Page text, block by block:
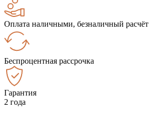
Оплата наличными, безналичный расчёт
Беспроцентная рассрочка
Гарантия
2 года